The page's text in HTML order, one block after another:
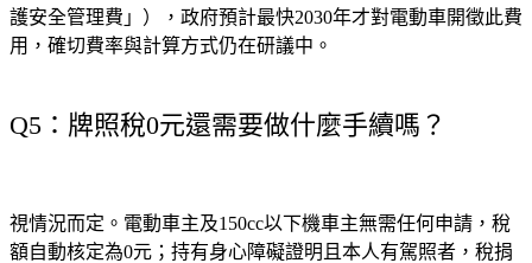
護安全管理費」），政府預計最快2030年才對電動車開徵此費
用，確切費率與計算方式仍在研議中。
Q5：牌照稅0元還需要做什麼手續嗎？
視情況而定。電動車主及150cc以下機車主無需任何申請，稅
額自動核定為0元；持有身心障礙證明且本人有駕照者，稅捐